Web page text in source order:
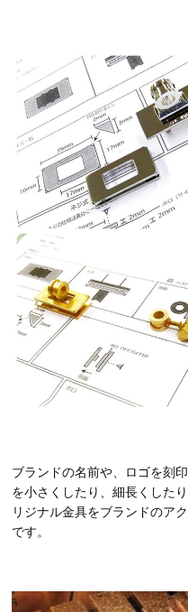
ブランドの名前や、ロゴを刻
を小さくしたり、細長くした
リジナル金具をブランドのア
です。